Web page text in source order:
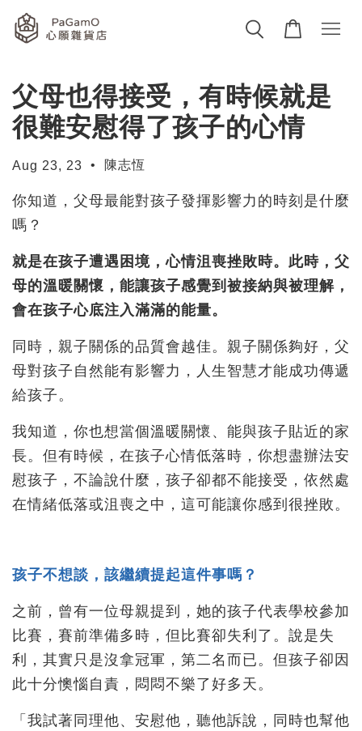
父母也得接受，有時候就是
很難安慰得了孩子的心情
Aug 23, 23 • 陳志恆
你知道，父母最能對孩子發揮影響力的時刻是什麼
嗎？
就是在孩子遭遇困境，心情沮喪挫敗時。此時，父
母的溫暖關懷，能讓孩子感覺到被接納與被理解，
會在孩子心底注入滿滿的能量。
同時，親子關係的品質會越佳。親子關係夠好，父
母對孩子自然能有影響力，人生智慧才能成功傳遞
給孩子。
我知道，你也想當個溫暖關懷、能與孩子貼近的家
長。但有時候，在孩子心情低落時，你想盡辦法安
慰孩子，不論說什麼，孩子卻都不能接受，依然處
在情緒低落或沮喪之中，這可能讓你感到很挫敗。
孩子不想談，該繼續提起這件事嗎？
之前，曾有一位母親提到，她的孩子代表學校參加
比賽，賽前準備多時，但比賽卻失利了。說是失
利，其實只是沒拿冠軍，第二名而已。但孩子卻因
此十分懊惱自責，悶悶不樂了好多天。
「我試著同理他、安慰他，聽他訴說，同時也幫他